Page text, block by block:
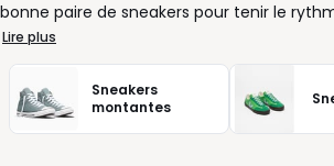
bonne paire de sneakers pour tenir le
sur le style. Polyvalentes, les sneakers pour
toutes vos envies : pour une marche
ou un week-end improvisé. Grâce à des
finitions soignées, elles offrent un confort
premières minutes. Que vous choisissiez
Lire plus
Sneakers
montantes